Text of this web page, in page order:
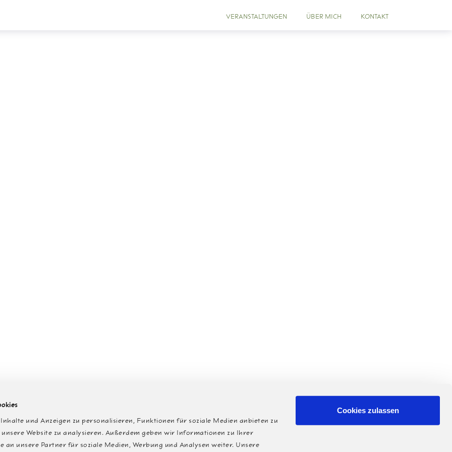
und Anzeigen zu personalisieren, Funktionen für soziale Medien anbieten zu
Website zu analysieren. Außerdem geben wir Informationen zu Ihrer
an unsere Partner für soziale Medien, Werbung und Analysen weiter. Unsere
Cookies zulassen
VERANSTALTUNGEN ÜBER MICH KONTAKT